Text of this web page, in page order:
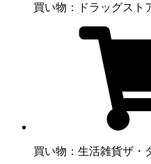
買い物：ドラッグスト
買い物：生活雑貨ザ・